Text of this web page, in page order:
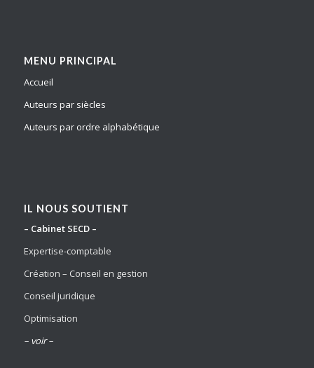
MENU PRINCIPAL
Accueil
Auteurs par siècles
Auteurs par ordre alphabétique
IL NOUS SOUTIENT
– Cabinet SECD –
Expertise-comptable
Création – Conseil en gestion
Conseil juridique
Optimisation
– voir –